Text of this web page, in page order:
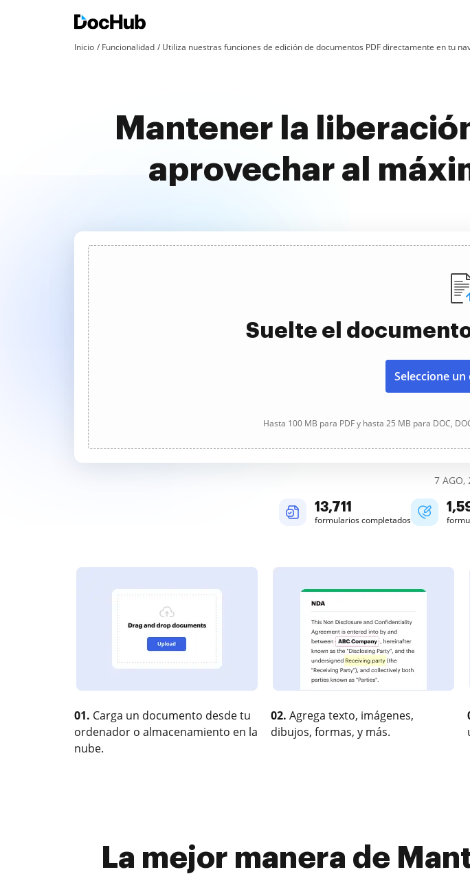
Inicio Funcionalidad Utiliza nuestras funciones de edición de documentos PDF directamente en tu
Mantener la
aprovechar al
Suelte el
Seleccione
Hasta 100 MB para PDF y hasta 25 MB para DOC,
7 AGO,
13,712
formularios completados
01. Carga un documento desde tu
ordenador o almacenamiento en la
nube.
02. Agrega texto, imágenes,
dibujos, formas, y más.
La mejor manera de